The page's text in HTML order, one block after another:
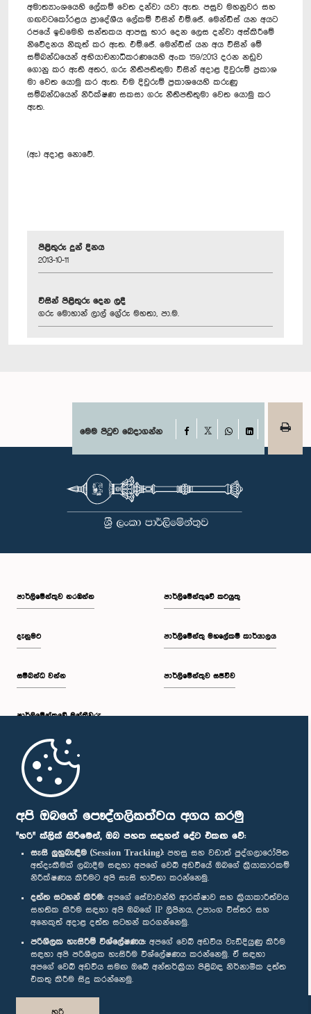
අපි ඔබගේ පෞද්ගලිකත්වය අගය කරමු
"හරි" ක්ලික් කිරීමෙන්, ඔබ පහත සඳහන් දේට එකඟ වේ:
සැසි ලුහුබැඳීම (Session Tracking): පහසු සහ වඩාත් පුද්ගලාරෝපිත
අත්දැකීමක් ලබාදීම සඳහා අපගේ වෙබ් අඩවියේ ඔබගේ ක්‍රියාකාරකම්
නිරීක්ෂණය කිරීමට අපි සැසි භාවිතා කරන්නෙමු.
දත්ත සටහන් කිරීම: අපගේ සේවාවන්හි ආරක්ෂාව සහ ක්‍රියාකාරීත්වය
සහතික කිරීම සඳහා අපි ඔබගේ IP ලිපිනය, උපාංග විස්තර සහ
අනෙකුත් අදාළ දත්ත සටහන් කරගන්නෙමු.
පරිශීලක හැසිරීම් විශ්ලේෂණය: අපගේ වෙබ් අඩවිය වැඩිදියුණු කිරීම
සඳහා අපි පරිශීලක හැසිරීම විශ්ලේෂණය කරන්නෙමු. ඒ සඳහා
අපගේ වෙබ් අඩවිය සමඟ ඔබේ අන්තර්ක්‍රියා පිළිබඳ නිර්නාමික දත්ත
එකතු කිරීම සිදු කරන්නෙමු.
අමාත්‍යාංශයෙහි ලේකම් වෙත දන්වා යවා ඇත. පසුව මහනුවර සහ
ගඟවටකෝරළය ප්‍රාදේශීය ලේකම් විසින් එම්.ජේ. මෙන්ඩිස් යන අයට
රජයේ ඉඩමෙහි සන්තකය ආපසු භාර දෙන ලෙස දන්වා අස්කිරීමේ
නිවේදනය නිකුත් කර ඇත. එම්.ජේ. මෙන්ඩිස් යන අය විසින් මේ
සම්බන්ධයෙන් අභියාචනාධිකරණයෙහි අංක 159/2013 දරන නඩුව
ගොනු කර ඇති අතර, ගරු නීතිපතිතුමා විසින් අදාළ දිවුරුම් ප්‍රකාශ
මා වෙත යොමු කර ඇත. එම දිවුරුම් ප්‍රකාශයෙහි කරුණු
සම්බන්ධයෙන් නිරීක්ෂණ සකසා ගරු නීතිපතිතුමා වෙත යොමු කර
ඇත.
(ඇ) අදාළ නොවේ.
පිළිතුරු දුන් දිනය
2013-10-11
විසින් පිළිතුරු දෙන ලදී
ගරු මොහාන් ලාල් ග්‍රේරු මහතා, පා.ම.
මෙම පිටුව බෙදාගන්න Facebook
WhatsAppLinkedIn
පාර්ලි‌මේන්තුව නරඹන්න
දැනුමට
සම්බන්ධ වන්න
පාර්ලි‌මේන්තුවේ මන්ත්‍රීවරු
මුල් පිටුව
පාර්ලිමේන්තුවේ කටයුතු
පාර්ලිමේන්තු මහලේකම් කාර්යාලය
පාර්ලිමේන්තුව සජීවීව
පාර්ලිමේන්තු ජංගම යෙදුම
අප හා සම්බන්ධ වී සිටින්න :
සම්මාන
පෞද්ගලිකත්ව ප්‍රතිපත්තිය